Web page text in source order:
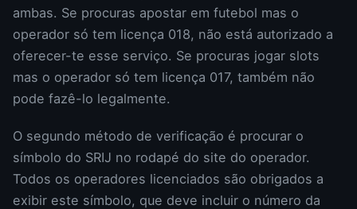
ambas. Se procuras apostar em futebol mas o
operador só tem licença 018, não está autorizado a
oferecer-te esse serviço. Se procuras jogar slots
mas o operador só tem licença 017, também não
pode fazê-lo legalmente.
O segundo método de verificação é procurar o
símbolo do SRIJ no rodapé do site do operador.
Todos os operadores licenciados são obrigados a
exibir este símbolo, que deve incluir o número da